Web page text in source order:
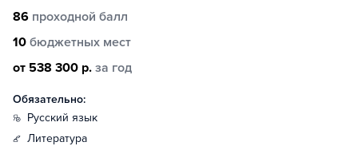
86 проходной балл
10 бюджетных мест
от 538 300 р. за год
Обязательно:
русский язык
литература